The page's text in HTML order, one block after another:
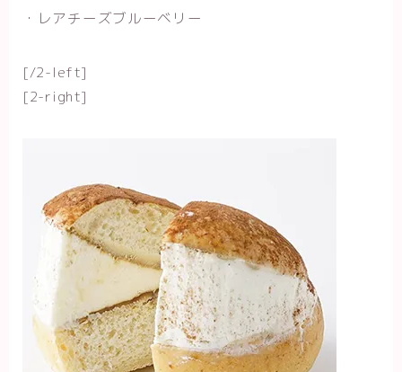
・レアチーズブルーベリー
[/2-left]
[2-right]